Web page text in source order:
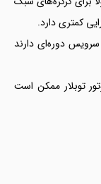
کمتری دارد.
دوره‌ای دارند
توبلار ممکن است